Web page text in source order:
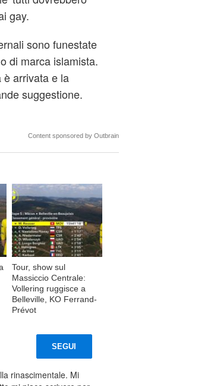
gay.
sono funestate
di marca islamista.
arrivata e la
suggestione.
Content sponsored by Outbrain
Tour, show sul
Massiccio Centrale:
Vollering ruggisce a
Belleville, KO Ferrand-
Prévot
SEGUI
rinascimentale. Mi